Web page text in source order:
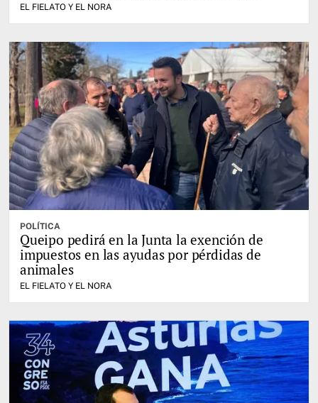
EL FIELATO Y EL NORA
POLÍTICA
Queipo pedirá en la Junta la exención de
impuestos en las ayudas por pérdidas de
animales
EL FIELATO Y EL NORA